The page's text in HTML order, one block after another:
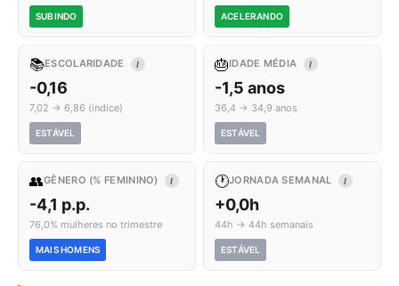
SUBINDO ACELERANDO
📚ESCOLARIDADE I
-0,16
7,02 → 6,86 (índice)
ESTÁVEL
🎂IDADE MÉDIA I
-1,5 anos
36,4 → 34,9 anos
ESTÁVEL
👥GÊNERO (% FEMININO) I
-4,1 p.p.
76,0% mulheres no trimestre
MAIS HOMENS
🕐JORNADA SEMANAL I
+0,0h
44h → 44h semanais
ESTÁVEL